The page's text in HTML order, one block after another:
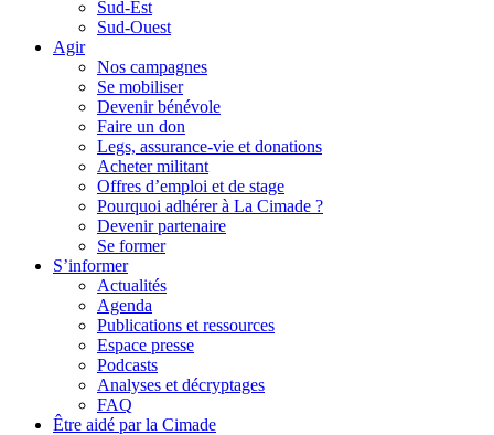
Sud-Est
Sud-Ouest
Agir
Nos campagnes
Se mobiliser
Devenir bénévole
Faire un don
Legs, assurance-vie et donations
Acheter militant
Offres d’emploi et de stage
Pourquoi adhérer à La Cimade ?
Devenir partenaire
Se former
S’informer
Actualités
Agenda
Publications et ressources
Espace presse
Podcasts
Analyses et décryptages
FAQ
Être aidé par la Cimade